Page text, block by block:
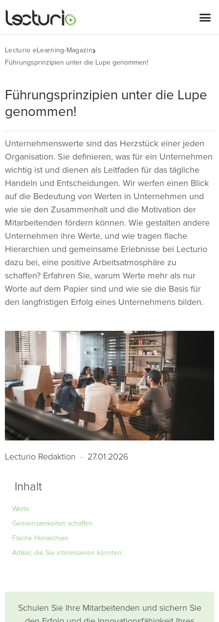
Lecturio eLearning-Magazin
Führungsprinzipien unter die Lupe genommen!
Führungsprinzipien unter die Lupe
genommen!
Unternehmenswerte sind das Herzstück einer jeden
Organisation. Sie definieren, was für ein Unternehmen
wichtig ist und dienen als Leitfaden für das tägliche
Handeln und Entscheidungen. Wir werfen einen Blick
auf die Bedeutung von Werten in Unternehmen und
wie sie den Zusammenhalt und die Motivation der
Mitarbeitenden fördern können. Wie gestalten andere
Unternehmen ihre Werte, und wie tragen flache
Hierarchien und gemeinsame Erlebnisse bei Lecturio
dazu bei, eine positive Arbeitsatmosphäre zu
schaffen? Erfahren Sie, warum Werte mehr als nur
Worte auf dem Papier sind und wie sie die Basis für
den langfristigen Erfolg eines Unternehmens bilden.
Lecturio Redaktion · 27.01.2026
Inhalt
Werte
Gemeinsamkeiten schaffen
Flache Hierarchien
Artikel, die Sie interessieren könnten:
Schulen Sie Ihre Mitarbeitenden und sichern Sie